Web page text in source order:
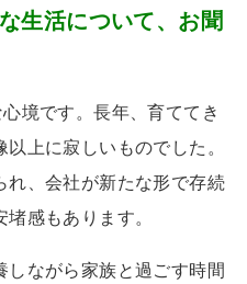
生活について、お聞
境です。長年、育ててき
上に寂しいものでした。
れ、会社が新たな形で存続
感もあります。
しながら家族と過ごす時間